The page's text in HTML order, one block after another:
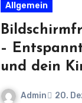
Allgemein
–
und dein
Admin
20.